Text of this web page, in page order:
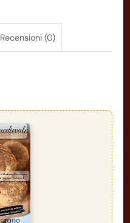
Recensioni (0)